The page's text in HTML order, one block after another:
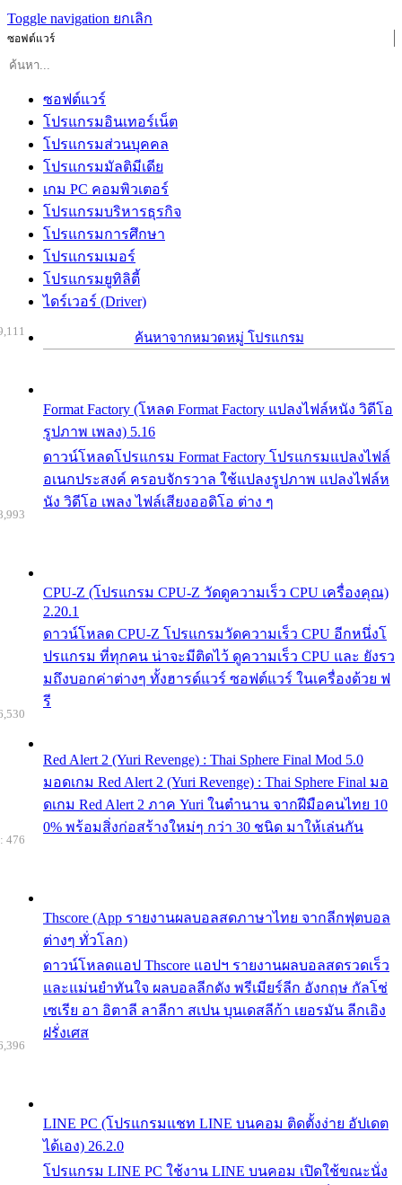
Toggle navigation ยกเลิก
ซอฟต์แวร์
ซอฟต์แวร์
โปรแกรมอินเทอร์เน็ต
โปรแกรมส่วนบุคคล
โปรแกรมมัลติมีเดีย
เกม PC คอมพิวเตอร์
โปรแกรมบริหารธุรกิจ
โปรแกรมการศึกษา
โปรแกรมเมอร์
โปรแกรมยูทิลิตี้
ไดร์เวอร์ (Driver)
ค้นหาจากหมวดหมู่ โปรแกรม
Format Factory (โหลด Format Factory แปลงไฟล์หนัง วิดีโอ
รูปภาพ เพลง) 5.16
ดาวน์โหลดโปรแกรม Format Factory โปรแกรมแปลงไฟล์
อเนกประสงค์ ครอบจักรวาล ใช้แปลงรูปภาพ แปลงไฟล์ห
นัง วิดีโอ เพลง ไฟล์เสียงออดิโอ ต่าง ๆ
CPU-Z (โปรแกรม CPU-Z วัดดูความเร็ว CPU เครื่องคุณ)
2.20.1
ดาวน์โหลด CPU-Z โปรแกรมวัดความเร็ว CPU อีกหนึ่งโ
ปรแกรม ที่ทุกคน น่าจะมีติดไว้ ดูความเร็ว CPU และ ยังรว
มถึงบอกค่าต่างๆ ทั้งฮารด์แวร์ ซอฟต์แวร์ ในเครื่องด้วย ฟ
รี
Red Alert 2 (Yuri Revenge) : Thai Sphere Final Mod 5.0
มอดเกม Red Alert 2 (Yuri Revenge) : Thai Sphere Final มอ
ดเกม Red Alert 2 ภาค Yuri ในตำนาน จากฝีมือคนไทย 10
0% พร้อมสิ่งก่อสร้างใหม่ๆ กว่า 30 ชนิด มาให้เล่นกัน
Thscore (App รายงานผลบอลสดภาษาไทย จากลีกฟุตบอล
ต่างๆ ทั่วโลก)
ดาวน์โหลดแอป Thscore แอปฯ รายงานผลบอลสดรวดเร็ว
และแม่นยำทันใจ ผลบอลลีกดัง พรีเมียร์ลีก อังกฤษ กัลโช่
เซเรีย อา อิตาลี ลาลีกา สเปน บุนเดสลีก้า เยอรมัน ลีกเอิง
ฝรั่งเศส
476
LINE PC (โปรแกรมแชท LINE บนคอม ติดตั้งง่าย อัปเดต
ได้เอง) 26.2.0
โปรแกรม LINE PC ใช้งาน LINE บนคอม เปิดใช้ขณะนั่ง